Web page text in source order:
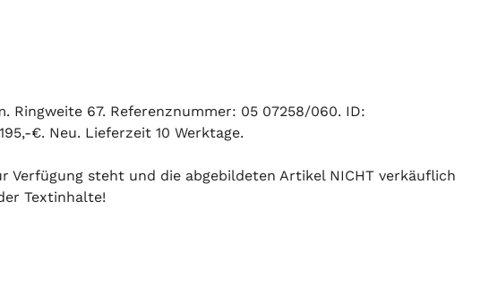
67. Referenznummer: 05 07258/060. ID:
€. Neu. Lieferzeit 10 Werktage.
Verfügung steht und die abgebildeten Artikel NICHT verkäuflich
Textinhalte!